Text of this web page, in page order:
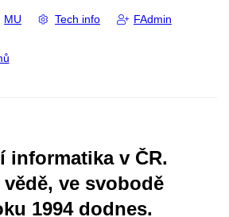
MU Tech info FAdmin
informatika v ČR.
ve svobodě
1994 dodnes.